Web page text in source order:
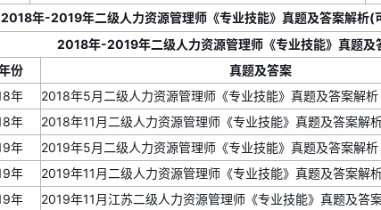
2018年-2019年二级人力资源管理师《专业技能》真题及答案解析(
2018年-2019年二级人力资源管理师《专业技能》真题及
份
真题及答案
年
2018年5月二级人力资源管理师《专业技能》真题及答案解析
年
2018年11月二级人力资源管理师《专业技能》真题及答案解
年
2019年5月二级人力资源管理师《专业技能》真题及答案解析
年
2019年11月二级人力资源管理师《专业技能》真题及答案解
年
2019年11月江苏二级人力资源管理师《专业技能》真题及答